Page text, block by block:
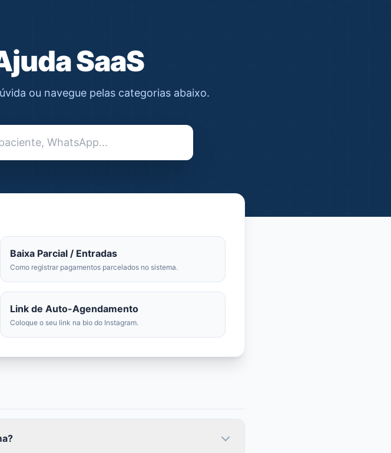
SaaS
ou navegue pelas categorias abaixo.
Baixa Parcial / Entradas
Como registrar pagamentos parcelados no sistema.
Link de Auto-Agendamento
Coloque o seu link na bio do Instagram.